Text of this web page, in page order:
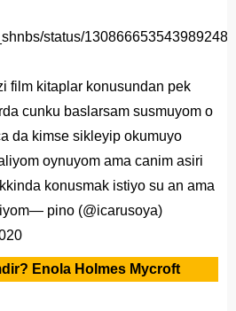
status/
film kitaplar konusundan pek
cunku baslarsam susmuyom o
da kimse sikleyip okumuyo
oynuyom ama canim asiri
konusmak istiyo su an ama
pino (@icarusoya)
Enola Holmes Mycroft